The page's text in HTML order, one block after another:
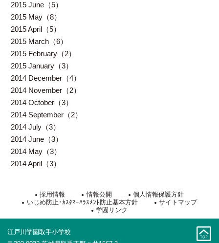
2015 June（5）
2015 May（8）
2015 April（5）
2015 March（6）
2015 February（2）
2015 January（3）
2014 December（4）
2014 November（2）
2014 October（3）
2014 September（2）
2014 July（3）
2014 June（3）
2014 May（3）
2014 April（3）
江戸川学園取手小学校
採用情報 情報公開
個人情報保護方針
いじめ防止･ｶｽﾀﾏｰﾊﾗｽﾒﾝﾄ防止基本方針
サイトマップ
学園リンク